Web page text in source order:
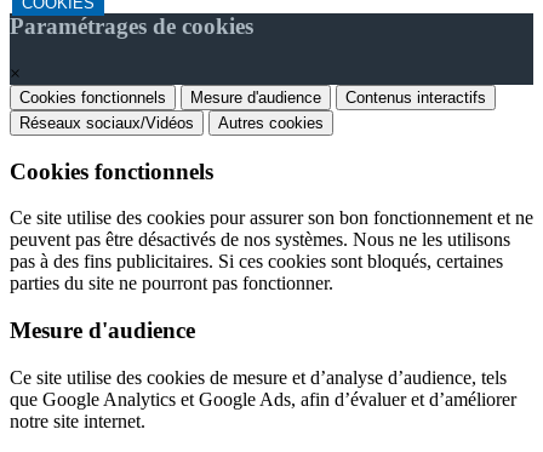
Paramétrages de cookies
×
Cookies fonctionnels Mesure d'audience
Contenus interactifs
Réseaux sociaux/Vidéos
Autres cookies
Cookies fonctionnels
Ce site utilise des cookies pour assurer son bon fonctionnement et ne
peuvent pas être désactivés de nos systèmes. Nous ne les utilisons
pas à des fins publicitaires. Si ces cookies sont bloqués, certaines
parties du site ne pourront pas fonctionner.
Mesure d'audience
Ce site utilise des cookies de mesure et d’analyse d’audience, tels
que Google Analytics et Google Ads, afin d’évaluer et d’améliorer
notre site internet.